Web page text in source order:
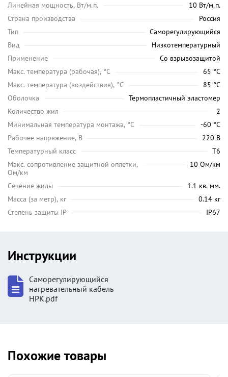
Линейная мощность, Вт/м.п.
10 Вт/м.п.
Страна производства
Россия
Тип
Саморегулирующийся
Вид
Низкотемпературный
Применение
Со взрывозащитой
Maкс. температура (рабочая), °C
65 °C
Макс. температура (воздействия), °C
85 °C
Оболочка
Термопластичный эластомер
Количество жил
2
Минимальная температура монтажа, °C
-60 °C
Рабочее напряжение, В
220 В
Температурный класс
Т6
Макс. сопротивление защитной оплетки,
Ом/км
10 Ом/км
Сечение жилы
1.1 кв. мм.
Масса (за метр), кг
0.14 кг
Степень защиты IP
IP67
Инструкции
Саморегулирующийся
нагревательный кабель
НРК.pdf
Похожие товары